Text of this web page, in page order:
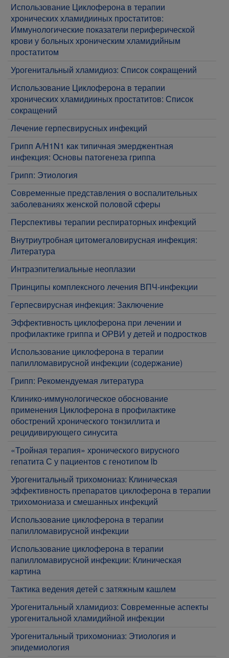
Использование Циклоферона в терапии
хронических хламидииных простатитов:
Иммунологические показатели периферической
крови у больных хроническим хламидийным
простатитом
Урогенитальный хламидиоз: Список сокращений
Использование Циклоферона в терапии
хронических хламидииных простатитов: Список
сокращений
Лечение герпесвирусных инфекций
Грипп A/H1N1 как типичная эмерджентная
инфекция: Основы патогенеза гриппа
Грипп: Этиология
Современные представления о воспалительных
заболеваниях женской половой сферы
Перспективы терапии респираторных инфекций
Внутриутробная цитомегаловирусная инфекция:
Литература
Интраэпителиальные неоплазии
Принципы комплексного лечения ВПЧ-инфекции
Герпесвирусная инфекция: Заключение
Эффективность циклоферона при лечении и
профилактике гриппа и ОРВИ у детей и подростков
Использование циклоферона в терапии
папилломавирусной инфекции (содержание)
Грипп: Рекомендуемая литература
Клинико-иммунологическое обоснование
применения Циклоферона в профилактике
обострений хронического тонзиллита и
рецидивирующего синусита
«Тройная терапия» хронического вирусного
гепатита С у пациентов с генотипом lb
Урогенитальный трихомониаз: Клиническая
эффективность препаратов циклоферона в терапии
трихомониаза и смешанных инфекций
Использование циклоферона в терапии
папилломавирусной инфекции
Использование циклоферона в терапии
папилломавирусной инфекции: Клиническая
картина
Тактика ведения детей с затяжным кашлем
Урогенитальный хламидиоз: Современные аспекты
урогенитальной хламидийной инфекции
Урогенитальный трихомониаз: Этиология и
эпидемиология